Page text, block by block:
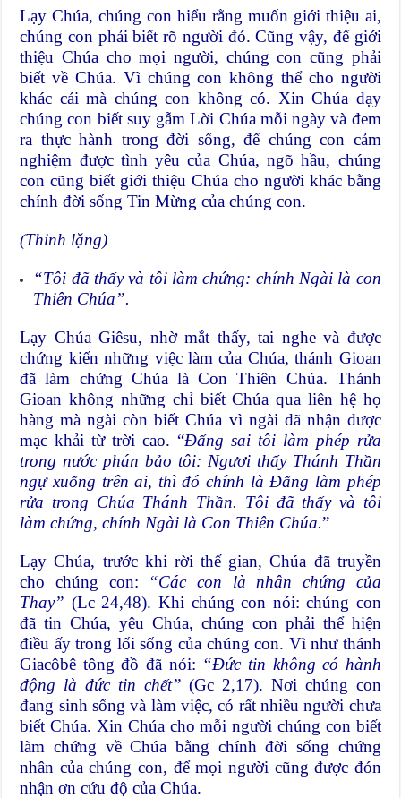
Lạy Chúa, chúng con hiểu rằng muốn giới thiệu ai,
chúng con phải biết rõ người đó. Cũng vậy, để giới
thiệu Chúa cho mọi người, chúng con cũng phải
biết về Chúa. Vì chúng con không thể cho người
khác cái mà chúng con không có. Xin Chúa dạy
chúng con biết suy gẫm Lời Chúa mỗi ngày và đem
ra thực hành trong đời sống, để chúng con cảm
nghiệm được tình yêu của Chúa, ngõ hầu, chúng
con cũng biết giới thiệu Chúa cho người khác bằng
chính đời sống Tin Mừng của chúng con.
(Thinh lặng)
“Tôi đã thấy và tôi làm chứng: chính Ngài là con
Thiên Chúa”.
Lạy Chúa Giêsu, nhờ mắt thấy, tai nghe và được
chứng kiến những việc làm của Chúa, thánh Gioan
đã làm chứng Chúa là Con Thiên Chúa. Thánh
Gioan không những chỉ biết Chúa qua liên hệ họ
hàng mà ngài còn biết Chúa vì ngài đã nhận được
mạc khải từ trời cao. “Đấng sai tôi làm phép rửa
trong nước phán bảo tôi: Ngươi thấy Thánh Thần
ngự xuống trên ai, thì đó chính là Đấng làm phép
rửa trong Chúa Thánh Thần. Tôi đã thấy và tôi
làm chứng, chính Ngài là Con Thiên Chúa.”
Lạy Chúa, trước khi rời thế gian, Chúa đã truyền
cho chúng con: “Các con là nhân chứng của
Thay” (Lc 24,48). Khi chúng con nói: chúng con
đã tin Chúa, yêu Chúa, chúng con phải thể hiện
điều ấy trong lối sống của chúng con. Vì như thánh
Giacôbê tông đồ đã nói: “Đức tin không có hành
động là đức tin chết”(Gc 2,17). Nơi chúng con
đang sinh sống và làm việc, có rất nhiều người chưa
biết Chúa. Xin Chúa cho mỗi người chúng con biết
làm chứng về Chúa bằng chính đời sống chứng
nhân của chúng con, để mọi người cũng được đón
nhận ơn cứu độ của Chúa.